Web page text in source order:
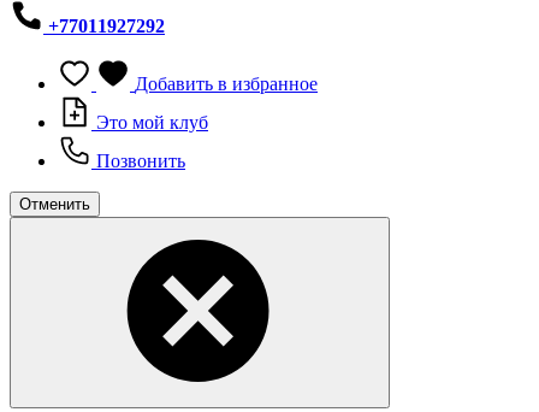
+77011927292
Добавить в избранное
Это мой клуб
Позвонить
Отменить